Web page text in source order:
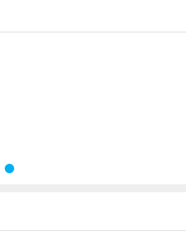
束。
即Inbox，我们可以看到有一个默认
可以将该文件夹视为 Inbox, 作为收